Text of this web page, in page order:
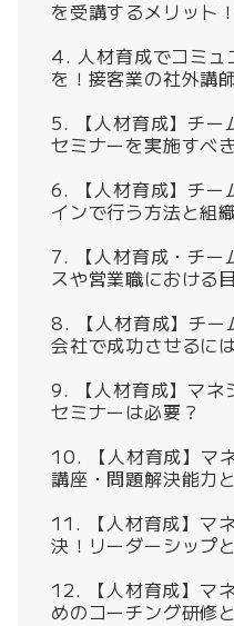
を受講するメリット
人材育成でコミ
を！接客業の社外講
【人材育成】チ
セミナーを実施すべ
【人材育成】チ
インで行う方法と組
【人材育成・チ
スや営業職における
【人材育成】チ
会社で成功させるに
【人材育成】マ
セミナーは必要？
【人材育成】マ
講座・問題解決能力
【人材育成】マ
決！リーダーシップ
【人材育成】マ
めのコーチング研修